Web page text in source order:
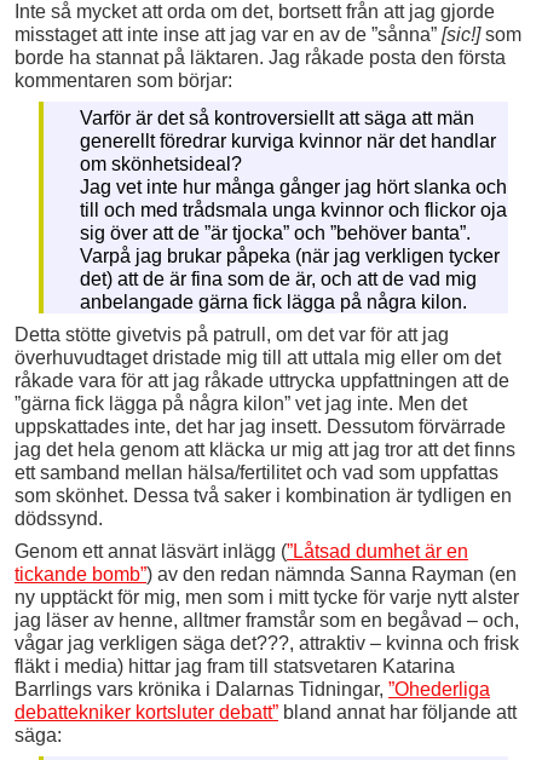
Inte så mycket att orda om det, bortsett från att jag gjorde
misstaget att inte inse att jag var en av de ”sånna” [sic!]som
borde ha stannat på läktaren. Jag råkade posta den första
kommentaren som börjar:
Varför är det så kontroversiellt att säga att män
generellt föredrar kurviga kvinnor när det handlar
om skönhetsideal?
Jag vet inte hur många gånger jag hört slanka och
till och med trådsmala unga kvinnor och flickor oja
sig över att de ”är tjocka” och ”behöver banta”.
Varpå jag brukar påpeka (när jag verkligen tycker
det) att de är fina som de är, och att de vad mig
anbelangade gärna fick lägga på några kilon.
Detta stötte givetvis på patrull, om det var för att jag
överhuvudtaget dristade mig till att uttala mig eller om det
råkade vara för att jag råkade uttrycka uppfattningen att de
”gärna fick lägga på några kilon” vet jag inte. Men det
uppskattades inte, det har jag insett. Dessutom förvärrade
jag det hela genom att kläcka ur mig att jag tror att det finns
ett samband mellan hälsa/fertilitet och vad som uppfattas
som skönhet. Dessa två saker i kombination är tydligen en
dödssynd.
Genom ett annat läsvärt inlägg (”Låtsad dumhet är en
tickande bomb”) av den redan nämnda Sanna Rayman (en
ny upptäckt för mig, men som i mitt tycke för varje nytt alster
jag läser av henne, alltmer framstår som en begåvad – och,
vågar jag verkligen säga det???, attraktiv – kvinna och frisk
fläkt i media) hittar jag fram till statsvetaren Katarina
Barrlings vars krönika i Dalarnas Tidningar, ”Ohederliga
debattekniker kortsluter debatt” bland annat har följande att
säga: